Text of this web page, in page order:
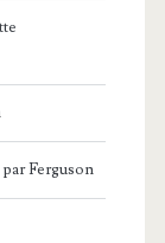
Ferguson